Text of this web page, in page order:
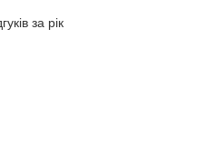
за рік